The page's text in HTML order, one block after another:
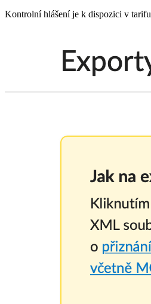
Kontrolní hlášení je k dispozici v tarifu